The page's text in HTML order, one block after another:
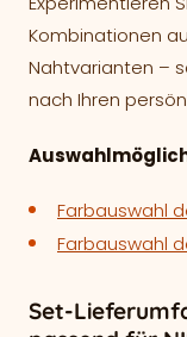
Kombinationen
Nahtvarianten –
nach Ihren
Farbauswahl
Farbauswahl
Set-